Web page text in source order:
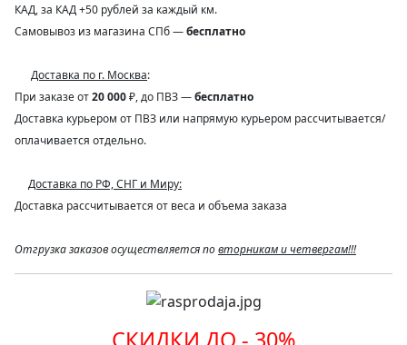
КАД, за КАД +50 рублей за каждый км.
Самовывоз из магазина СПб —бесплатно
Доставка по г. Москва:
При заказе от20 000₽, до ПВЗ —бесплатно
Доставка курьером от ПВЗ или напрямую курьером рассчитывается/
оплачивается отдельно.
Доставка по РФ, СНГ и Миру:
Доставка рассчитывается от веса и объема заказа
Отгрузка заказов осуществляется повторникам и четвергам!!!
СКИДКИ ДО - 30%